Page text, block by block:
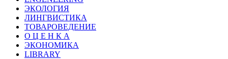
ЭКОЛОГИЯ
ЛИНГВИСТИКА
ТОВАРОВЕДЕНИЕ
О Ц Е Н К А
ЭКОНОМИКА
LIBRARY